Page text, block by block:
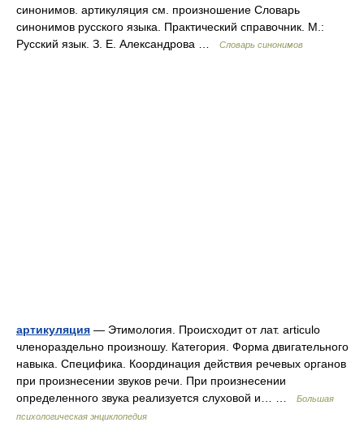
синонимов. артикуляция см. произношение Словарь
синонимов русского языка. Практический справочник. М.:
Русский язык. З. Е. Александрова …
Словарь синонимов
артикуляция — Этимология. Происходит от лат. articulo
членораздельно произношу. Категория. Форма двигательного
навыка. Специфика. Координация действия речевых органов
при произнесении звуков речи. При произнесении
определенного звука реализуется слуховой и… …
Большая
психологическая энциклопедия